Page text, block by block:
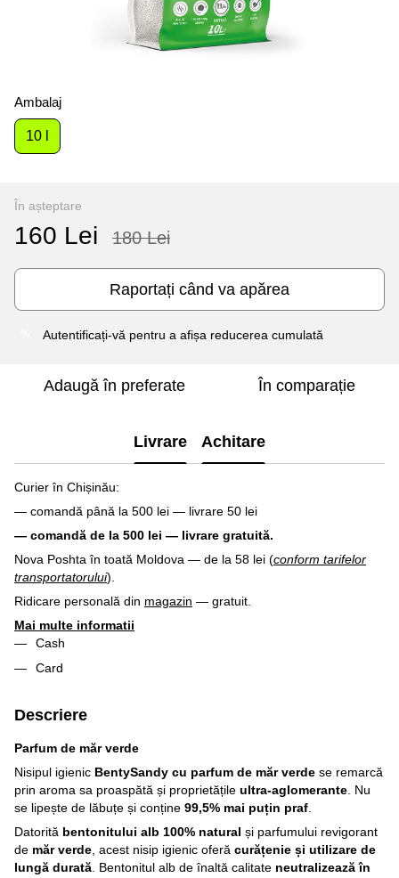
Ambalaj
10 l
În așteptare
160 Lei 180 Lei
Raportați când va apărea
Autentificați-vă pentru a afișa reducerea cumulată
Adaugă în preferate În comparație
Livrare Achitare
Curier în Chișinău:
— comandă până la 500 lei — livrare 50 lei
— comandă de la 500 lei — livrare gratuită.
Nova Poshta în toată Moldova — de la 58 lei (conform tarifelor
transportatorului).
Ridicare personală din magazin — gratuit.
Mai multe informatii
Cash
Card
Descriere
Parfum de măr verde
Nisipul igienic BentySandy cu parfum de măr verde se remarcă
prin aroma sa proaspătă și proprietățile ultra-aglomerante . Nu
se lipește de lăbuțe și conține 99,5% mai puțin praf
Datorită bentonitului alb 100% natural și parfumului revigorant
de măr verde , acest nisip igienic oferă curățenie și utilizare de
lungă durată . Bentonitul alb de înaltă calitate neutralizează în